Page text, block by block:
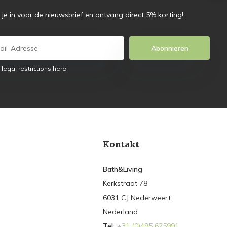
je in voor de nieuwsbrief en ontvang direct 5% korting!
Abonnieren
legal restrictions here
Kontakt
Bath&Living
Kerkstraat 78
6031 CJ Nederweert
Nederland